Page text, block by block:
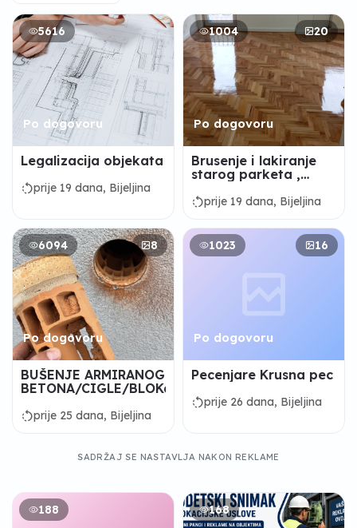
5616
Po dogovoru
Legalizacija objekata
rotate_leftprije 19 dana, Bijeljina
1004 20
Po dogovoru
Brusenje i lakiranje
starog parketa ,
laminata,tarketa PVC
rotate_leftprije 19 dana, Bijeljina
6094 8
Po dogovoru
BUŠENJE ARMIRANOG
BETONA/CIGLE/BLOKa
rotate_leftprije 25 dana, Bijeljina
1023 16
Po dogovoru
Pecenjare Krusna pec
rotate_leftprije 26 dana, Bijeljina
SADRŽAJ SE NASTAVLJA NAKON REKLAME
188 168